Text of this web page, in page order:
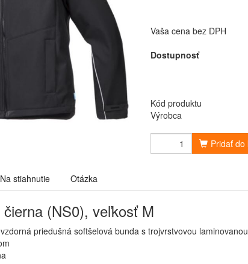
Vaša cena bez DPH
Dostupnosť
Kód produktu
Výrobca
Pridať do
Na stiahnutie Otázka
(NS0), veľkosť M
priedušná softšelová bunda s trojvrstvovou